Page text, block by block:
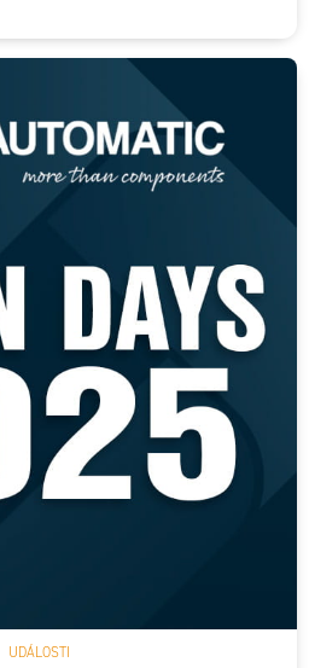
UDÁLOSTI